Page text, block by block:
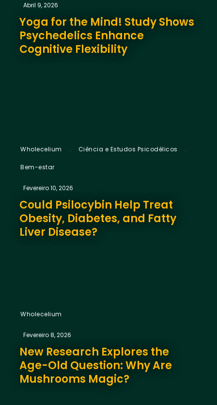
Abril 9, 2026
Yoga for the Mind! Study Shows
Psychedelics Enhance
Cognitive Flexibility
Wholecelium , Ciência e Estudos Psicodélicos ,
Bem-estar
Fevereiro 10, 2026
Could Psilocybin Help Treat
Obesity, Diabetes, and Fatty
Liver Disease?
Wholecelium
Fevereiro 8, 2026
New Research Explores the
Age-Old Question: Why Are
Mushrooms Magic?